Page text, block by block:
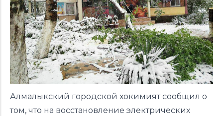
Алмалыкский городской хокимият сообщил о
том, что на восстановление электрических